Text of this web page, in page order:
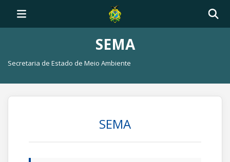
SEMA
Secretaria de Estado de Meio Ambiente
SEMA